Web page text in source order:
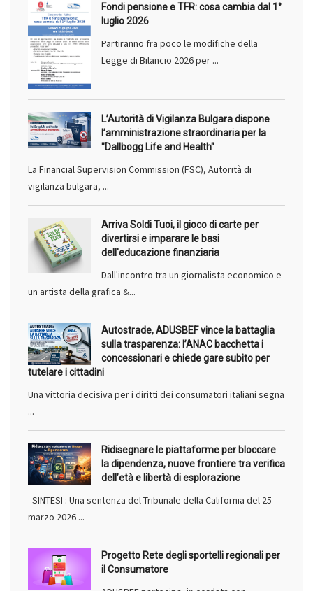
Fondi pensione e TFR: cosa cambia dal 1°
luglio 2026
Partiranno fra poco le modifiche della
Legge di Bilancio 2026 per ...
L’Autorità di Vigilanza Bulgara dispone
l’amministrazione straordinaria per la
"Dallbogg Life and Health"
La Financial Supervision Commission (FSC), Autorità di
vigilanza bulgara, ...
Arriva Soldi Tuoi, il gioco di carte per
divertirsi e imparare le basi
dell'educazione finanziaria
Dall'incontro tra un giornalista economico e
un artista della grafica &...
Autostrade, ADUSBEF vince la battaglia
sulla trasparenza: l’ANAC bacchetta i
concessionari e chiede gare subito per
tutelare i cittadini
Una vittoria decisiva per i diritti dei consumatori italiani segna
...
Ridisegnare le piattaforme per bloccare
la dipendenza, nuove frontiere tra verifica
dell’età e libertà di esplorazione
SINTESI : Una sentenza del Tribunale della California del 25
marzo 2026 ...
Progetto Rete degli sportelli regionali per
il Consumatore